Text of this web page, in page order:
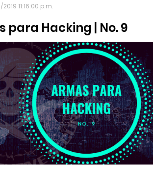
11:16:00 p.m.
para Hacking | No. 9